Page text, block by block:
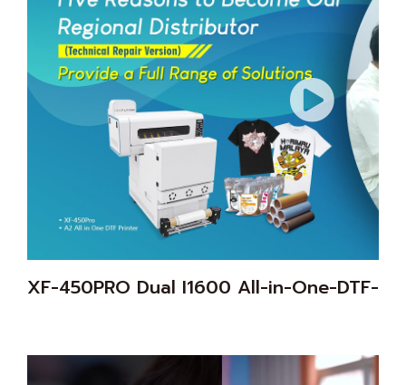
XF-450PRO Dual I1600 All-in-One-DTF-